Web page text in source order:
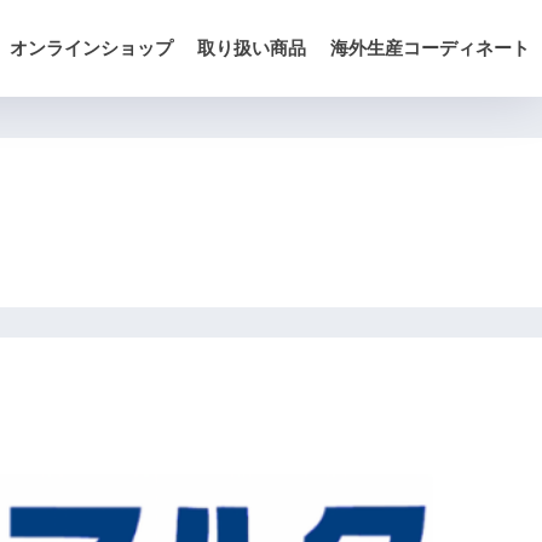
オンラインショップ 取り扱い商品 海外生産コーディネート